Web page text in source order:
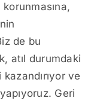
de bu
atıl durumdaki
ve
Geri